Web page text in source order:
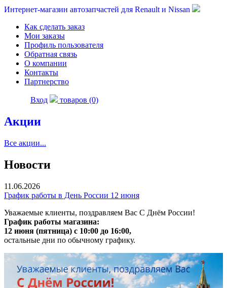
Интернет-магазин автозапчастей для Renault и Nissan
Как сделать заказ
Мои заказы
Профиль пользователя
Обратная связь
О компании
Контакты
Партнерство
Вход товаров (0)
Акции
Все акции...
Новости
11.06.2026
График работы в День России 12 июня
Уважаемые клиенты, поздравляем Вас С Днём России!
График работы магазина:
12 июня (пятница) с 10:00 до 16:00,
остальные дни по обычному графику.